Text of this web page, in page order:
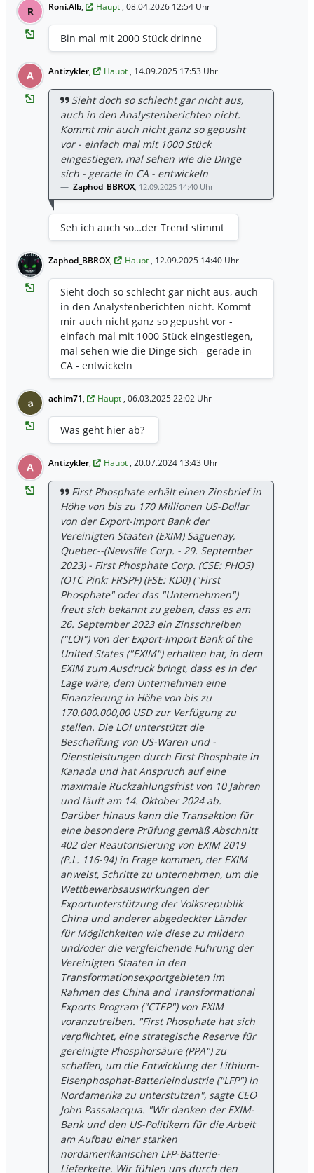
R Roni.Alb, Haupt , 08.04.2026 12:54 Uhr
Bin mal mit 2000 Stück drinne
A Antizykler, Haupt , 14.09.2025 17:53 Uhr
Sieht doch so schlecht gar nicht aus,
auch in den Analystenberichten nicht.
Kommt mir auch nicht ganz so gepusht
vor - einfach mal mit 1000 Stück
eingestiegen, mal sehen wie die Dinge
sich - gerade in CA - entwickeln
Zaphod_BBROX, 12.09.2025 14:40 Uhr
Seh ich auch so…der Trend stimmt
Zaphod_BBROX, Haupt , 12.09.2025 14:40 Uhr
Sieht doch so schlecht gar nicht aus, auch
in den Analystenberichten nicht. Kommt
mir auch nicht ganz so gepusht vor -
einfach mal mit 1000 Stück eingestiegen,
mal sehen wie die Dinge sich - gerade in
CA - entwickeln
a achim71, Haupt , 06.03.2025 22:02 Uhr
Was geht hier ab?
A Antizykler, Haupt , 20.07.2024 13:43 Uhr
First Phosphate erhält einen Zinsbrief in
Höhe von bis zu 170 Millionen US-Dollar
von der Export-Import Bank der
Vereinigten Staaten (EXIM) Saguenay,
Quebec--(Newsfile Corp. - 29. September
2023) - First Phosphate Corp. (CSE: PHOS)
(OTC Pink: FRSPF) (FSE: KD0) ("First
Phosphate" oder das "Unternehmen")
freut sich bekannt zu geben, dass es am
26. September 2023 ein Zinsschreiben
("LOI") von der Export-Import Bank of the
United States ("EXIM") erhalten hat, in dem
EXIM zum Ausdruck bringt, dass es in der
Lage wäre, dem Unternehmen eine
Finanzierung in Höhe von bis zu
170.000.000,00 USD zur Verfügung zu
stellen. Die LOI unterstützt die
Beschaffung von US-Waren und -
Dienstleistungen durch First Phosphate in
Kanada und hat Anspruch auf eine
maximale Rückzahlungsfrist von 10 Jahren
und läuft am 14. Oktober 2024 ab.
Darüber hinaus kann die Transaktion für
eine besondere Prüfung gemäß Abschnitt
402 der Reautorisierung von EXIM 2019
(P.L. 116-94) in Frage kommen, der EXIM
anweist, Schritte zu unternehmen, um die
Wettbewerbsauswirkungen der
Exportunterstützung der Volksrepublik
China und anderer abgedeckter Länder
für Möglichkeiten wie diese zu mildern
und/oder die vergleichende Führung der
Vereinigten Staaten in den
Transformationsexportgebieten im
Rahmen des China and Transformational
Exports Program ("CTEP") von EXIM
voranzutreiben. "First Phosphate hat sich
verpflichtet, eine strategische Reserve für
gereinigte Phosphorsäure (PPA") zu
schaffen, um die Entwicklung der Lithium-
Eisenphosphat-Batterieindustrie ("LFP") in
Nordamerika zu unterstützen", sagte CEO
John Passalacqua. "Wir danken der EXIM-
Bank und den US-Politikern für die Arbeit
am Aufbau einer starken
nordamerikanischen LFP-Batterie-
Lieferkette. Wir fühlen uns durch den